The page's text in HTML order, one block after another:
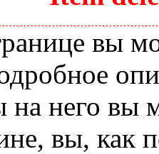
вы
на него вы
вы, как